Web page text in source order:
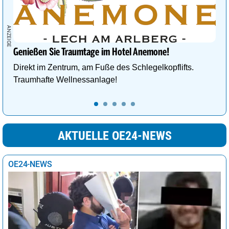
Genießen Sie Traumtage im Hotel Anemone!
Direkt im Zentrum, am Fuße des Schlegelkopflifts.
Traumhafte Wellnessanlage!
AKTUELLE OE24-NEWS
OE24-NEWS